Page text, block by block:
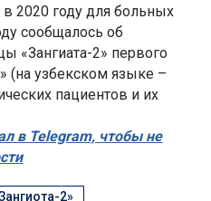
2020 году для больных
сообщалось об
«Зангиата-2» первого
(на узбекском языке –
пациентов и их
в Telegram, чтобы не
2»